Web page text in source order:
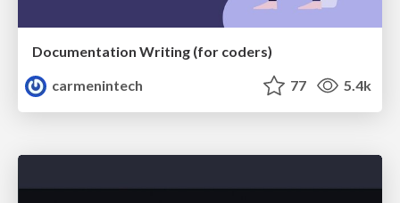
Documentation Writing (for coders)
carmenintech
77 5.4k